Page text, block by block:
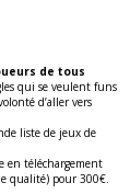
de tous
qui se veulent funs
d’aller vers
liste de jeux de
en téléchargement
qualité) pour 300€.